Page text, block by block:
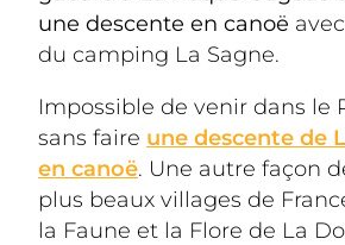
une descente en canoë
du camping La Sagne.
Impossible de venir dans le
sans faire une descente de
en canoë. Une autre façon
plus beaux villages de
la Faune et la Flore de La